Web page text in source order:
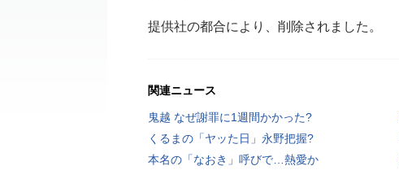
提供社の都合により、削除されました。
関連ニュース
鬼越 なぜ謝罪に1週間かかった?
くるまの「ヤッた日」永野把握?
本名の「なおき」呼びで…熱愛か